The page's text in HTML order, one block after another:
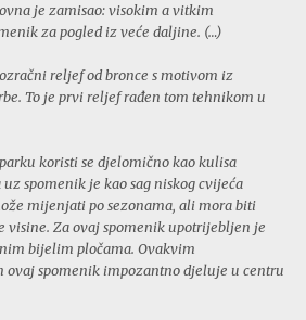
je zamisao: visokim a vitkim
za pogled iz veće daljine. (…)
reljef od bronce s motivom iz
To je prvi reljef rađen tom tehnikom u
koristi se djelomično kao kulisa
spomenik je kao sag niskog cvijeća
mijenjati po sezonama, ali mora biti
visine. Za ovaj spomenik upotrijebljen je
bijelim pločama. Ovakvim
spomenik impozantno djeluje u centru